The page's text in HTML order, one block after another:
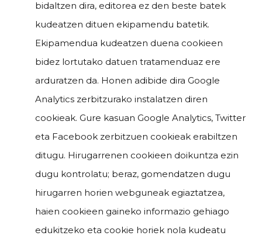
bidaltzen dira, editorea ez den beste batek
kudeatzen dituen ekipamendu batetik.
Ekipamendua kudeatzen duena cookieen
bidez lortutako datuen tratamenduaz ere
arduratzen da. Honen adibide dira Google
Analytics zerbitzurako instalatzen diren
cookieak. Gure kasuan Google Analytics, Twitter
eta Facebook zerbitzuen cookieak erabiltzen
ditugu. Hirugarrenen cookieen doikuntza ezin
dugu kontrolatu; beraz, gomendatzen dugu
hirugarren horien webguneak egiaztatzea,
haien cookieen gaineko informazio gehiago
edukitzeko eta cookie horiek nola kudeatu